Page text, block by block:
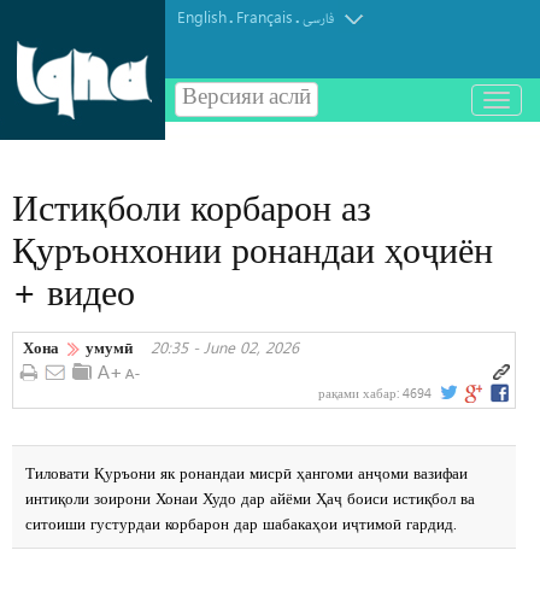
English. Français.فارسی
Версияи аслӣ
باز
و
Истиқболи корбарон аз
Қуръонхонии ронандаи ҳоҷиён
+ видео
Хона умумӣ 20:35 - June 02, 2026
рақами хабар: 4694
Тиловати Қуръони як ронандаи мисрӣ ҳангоми анҷоми вазифаи
интиқоли зоирони Хонаи Худо дар айёми Ҳаҷ боиси истиқбол ва
ситоиши густурдаи корбарон дар шабакаҳои иҷтимоӣ гардид.